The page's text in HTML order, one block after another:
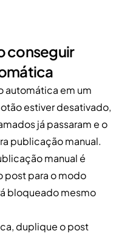
conseguir
automática em um
estiver desativado,
já passaram e o
publicação manual.
manual é
post para o modo
bloqueado mesmo
duplique o post